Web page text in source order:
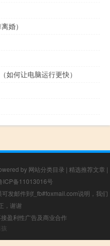
婚）
如何让电脑运行更快）
by 网站分类目录 | 精选推荐文章 |
ICP备11013016号
发邮件到f_fb#foxmail.com说明，我们
，谢谢
盈利性广告及商业合作